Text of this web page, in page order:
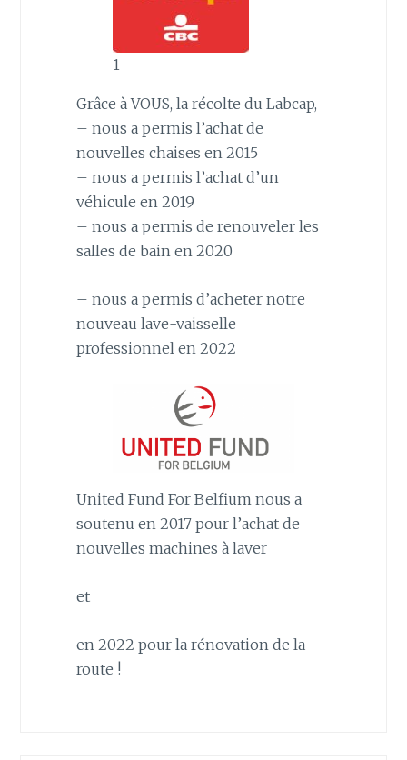
1
Grâce à VOUS, la récolte du Labcap,
– nous a permis l’achat de
nouvelles chaises en 2015
– nous a permis l’achat d’un
véhicule en 2019
– nous a permis de renouveler les
salles de bain en 2020
– nous a permis d’acheter notre
nouveau lave-vaisselle
professionnel en 2022
United Fund For Belfium nous a
soutenu en 2017 pour l’achat de
nouvelles machines à laver
et
en 2022 pour la rénovation de la
route !